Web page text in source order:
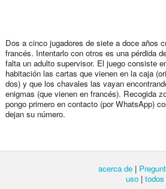
Dos a cinco jugadores de siete a doce años
francés. Intentarlo con otros es una pérdida
falta un adulto supervisor. El juego consiste
habitación las cartas que vienen en la caja
dos) y que los chavales las vayan
enigmas (que vienen en francés). Recogida
pongo primero en contacto (por WhatsApp)
dejan su número.
acerca de |
uso |